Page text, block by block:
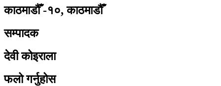
काठमाडौँ -१०, काठमाडौँ
सम्पादक
देवी कोइराला
फलो गर्नुहोस